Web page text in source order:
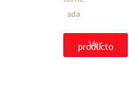
ada
Ver
producto